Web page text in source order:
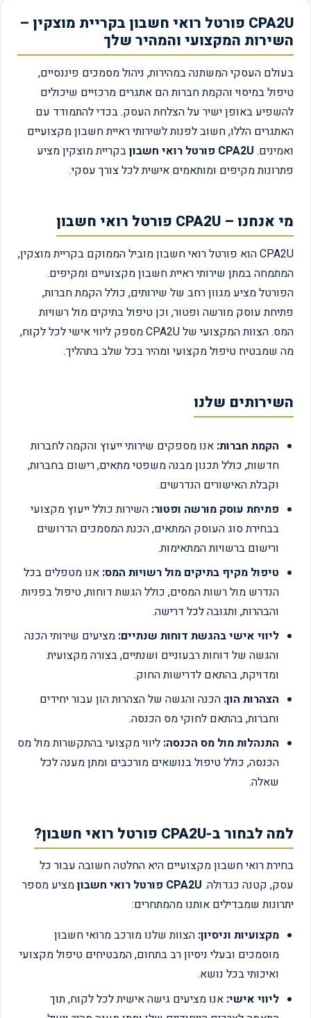
CPA2U פורטל רואי חשבון בקריית מוצקין –
השירות המקצועי והמהיר שלך
בעולם העסקי המשתנה במהירות, ניהול מסמכים פיננסיים,
טיפול במיסוי והקמת חברות הם אתגרים מרכזיים שיכולים
להשפיע באופן ישיר על הצלחת העסק. בכדי להתמודד עם
האתגרים הללו, חשוב לפנות לשירותי ראיית חשבון מקצועיים
ואמינים.CPA2U פורטל רואי חשבון
בקריית מוצקין מציע
פתרונות מקיפים ומותאמים אישית לכל צורך עסקי.
מי אנחנו – CPA2U פורטל רואי חשבון
CPA2U הוא פורטל רואי חשבון מוביל הממוקם בקריית מוצקין,
המתמחה במתן שירותי ראיית חשבון מקצועיים ומקיפים.
הפורטל מציע מגוון רחב של שירותים, כולל הקמת חברות,
פתיחת עוסק מורשה ופטור, וכן טיפול בתיקים מול רשויות
המס. הצוות המקצועי של CPA2U מספק ליווי אישי לכל לקוח,
מה שמבטיח טיפול מקצועי ומהיר בכל שלב בתהליך.
השירותים שלנו
הקמת חברות:אנו מספקים שירותי ייעוץ והקמה לחברות
חדשות, כולל תכנון מבנה משפטי מתאים, רישום בחברות,
וקבלת האישורים הנדרשים.
פתיחת עוסק מורשה ופטור:השירות כולל ייעוץ מקצועי
בבחירת סוג העוסק המתאים, הכנת המסמכים הדרושים
ורישום ברשויות המתאימות.
טיפול מקיף בתיקים מול רשויות המס:אנו מטפלים בכל
הנדרש מול רשות המסים, כולל הגשת דוחות, טיפול בפניות
והבהרות, ותגובה לכל דרישה.
ליווי אישי בהגשת דוחות שנתיים:מציעים שירותי הכנה
והגשה של דוחות רבעוניים ושנתיים, בצורה מקצועית
ומדויקת, בהתאם לדרישות החוק.
הצהרות הון:הכנה והגשה של הצהרות הון עבור יחידים
וחברות, בהתאם לחוקי מס הכנסה.
התנהלות מול מס הכנסה:ליווי מקצועי בהתקשרות מול מס
הכנסה, כולל טיפול בנושאים מורכבים ומתן מענה לכל
שאלה.
למה לבחור ב-CPA2U פורטל רואי חשבון?
בחירת רואי חשבון מקצועיים היא החלטה חשובה עבור כל
עסק, קטנה כגדולה.CPA2U פורטל רואי חשבון
מציע מספר
יתרונות שמבדילים אותנו מהמתחרים:
מקצועיות וניסיון:הצוות שלנו מורכב מרואי חשבון
מוסמכים ובעלי ניסיון רב בתחום, המבטיחים טיפול מקצועי
ואיכותי בכל נושא.
ליווי אישי:אנו מציעים גישה אישית לכל לקוח, תוך